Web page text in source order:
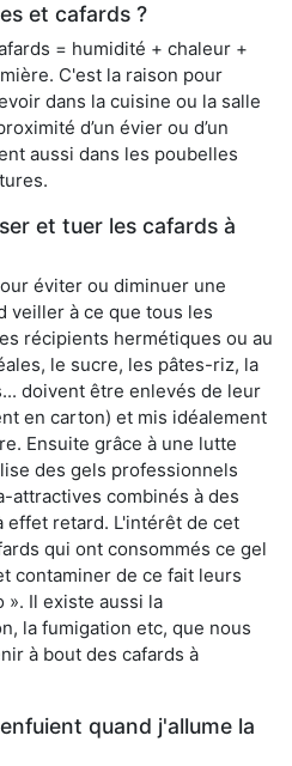
et cafards ?
= humidité + chaleur +
C'est la raison pour
dans la cuisine ou la salle
d’un évier ou d’un
aussi dans les poubelles
et tuer les cafards à
éviter ou diminuer une
veiller à ce que tous les
récipients hermétiques ou au
le sucre, les pâtes-riz, la
doivent être enlevés de leur
en carton) et mis idéalement
Ensuite grâce à une lutte
des gels professionnels
attractives combinés à des
effet retard. L'intérêt de cet
qui ont consommés ce gel
contaminer de ce fait leurs
». Il existe aussi la
la fumigation etc, que nous
à bout des cafards à
quand j'allume la